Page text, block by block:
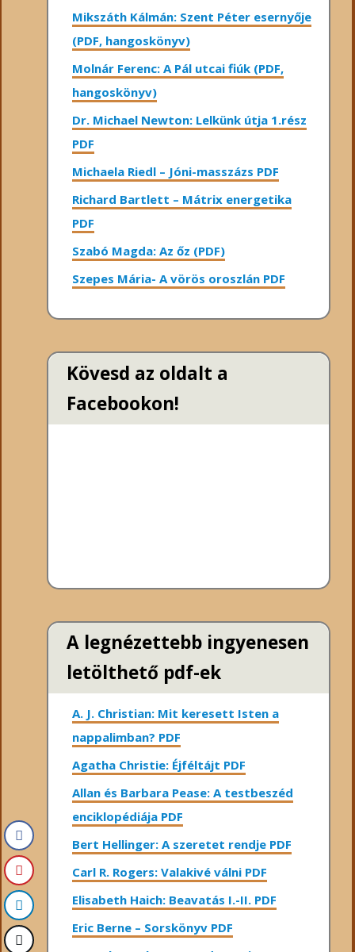
Mikszáth Kálmán: Szent Péter esernyője
(PDF, hangoskönyv)
Molnár Ferenc: A Pál utcai fiúk (PDF,
hangoskönyv)
Dr. Michael Newton: Lelkünk útja 1.rész
PDF
Michaela Riedl – Jóni-masszázs PDF
Richard Bartlett – Mátrix energetika
PDF
Szabó Magda: Az őz (PDF)
Szepes Mária- A vörös oroszlán PDF
Kövesd az oldalt a
Facebookon!
A legnézettebb ingyenesen
letölthető pdf-ek
A. J. Christian: Mit keresett Isten a
nappalimban? PDF
Agatha Christie: Éjféltájt PDF
Allan és Barbara Pease: A testbeszéd
enciklopédiája PDF
Bert Hellinger: A ​szeretet rendje PDF
Carl R. Rogers: Valakivé válni PDF
Elisabeth Haich: Beavatás I.-II. PDF
Eric Berne – Sorskönyv PDF